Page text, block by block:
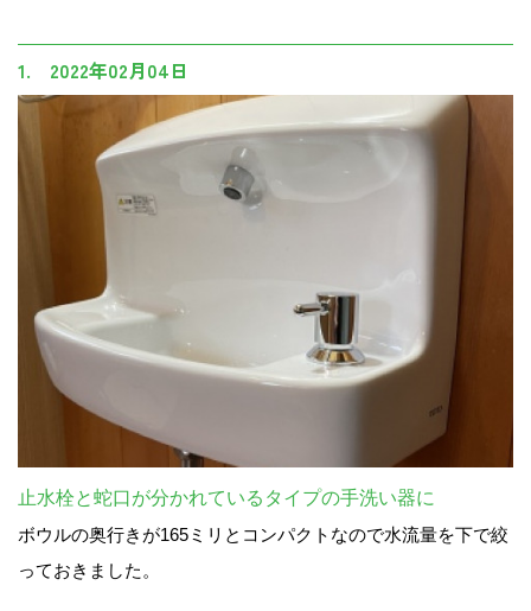
1. 2022年02月04日
止水栓と蛇口が分かれているタイプの手洗い器に
ボウルの奥行きが165ミリとコンパクトなので水流量を下で絞
っておきました。